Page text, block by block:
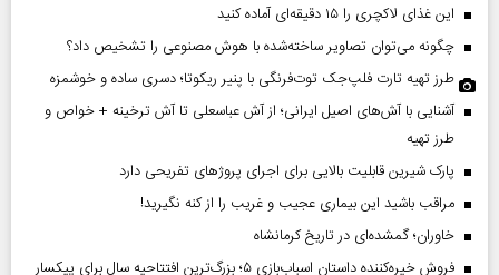
این غذای لاکچری را ۱۵ دقیقه‌ای آماده کنید
چگونه می‌توان تصاویر ساخته‌شده با هوش مصنوعی را تشخیص داد؟
طرز تهیه تارت فلپ‌جک توت‌فرنگی با پنیر ریکوتا؛ دسری ساده و خوشمزه
آشنایی با آش‌های اصیل ایرانی؛ از آش عباسعلی تا آش ترخینه + خواص و
طرز تهیه
پارک شیرین قابلیت‌ بالایی برای اجرای پروژهای تفریحی دارد
مراقب باشید این بیماری عجیب و غریب را از کنه نگیرید!
خاوران؛ گمشده‌ای در تاریخ کرمانشاه
فروش خیره‌کننده داستان اسباب‌بازی ۵؛ بزرگ‌ترین افتتاحیه سال برای پیکسار